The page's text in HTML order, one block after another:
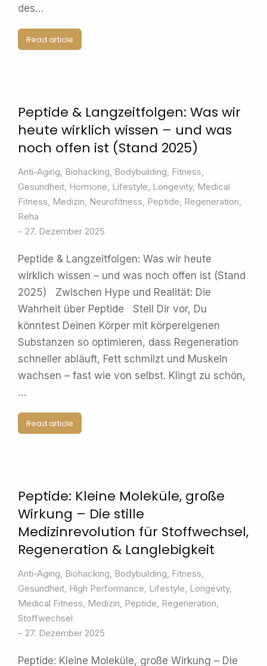
des…
Read article
Peptide & Langzeitfolgen: Was wir
heute wirklich wissen – und was
noch offen ist (Stand 2025)
Anti-Aging, Biohacking, Bodybuilding, Fitness,
Gesundheit, Hormone, Lifestyle, Longevity, Medical
Fitness, Medizin, Neurofitness, Peptide, Regeneration,
Reha
27. Dezember 2025
Peptide & Langzeitfolgen: Was wir heute
wirklich wissen – und was noch offen ist (Stand
2025) Zwischen Hype und Realität: Die
Wahrheit über Peptide Stell Dir vor, Du
könntest Deinen Körper mit körpereigenen
Substanzen so optimieren, dass Regeneration
schneller abläuft, Fett schmilzt und Muskeln
wachsen – fast wie von selbst. Klingt zu schön,
…
Read article
Peptide: Kleine Moleküle, große
Wirkung – Die stille
Medizinrevolution für Stoffwechsel,
Regeneration & Langlebigkeit
Anti-Aging, Biohacking, Bodybuilding, Fitness,
Gesundheit, High Performance, Lifestyle, Longevity,
Medical Fitness, Medizin, Peptide, Regeneration,
Stoffwechsel
27. Dezember 2025
Peptide: Kleine Moleküle, große Wirkung – Die